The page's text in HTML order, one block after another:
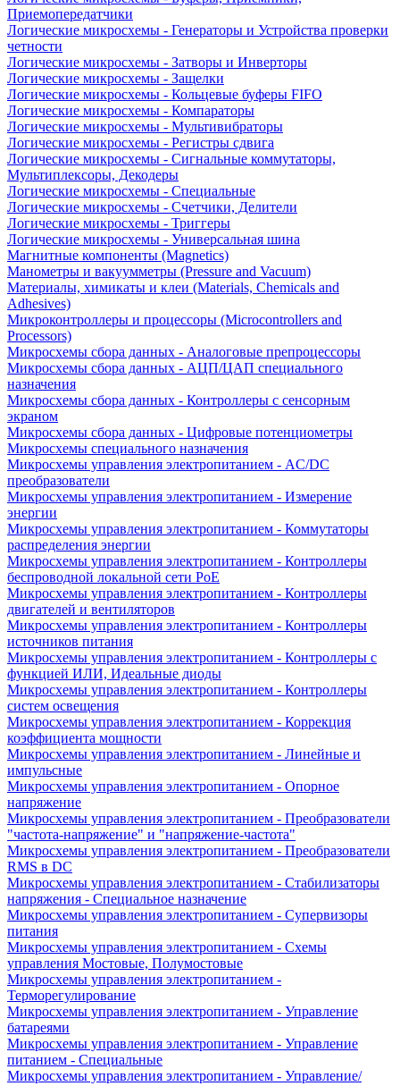
Приемопередатчики
Логические микросхемы - Генераторы и Устройства проверки
четности
Логические микросхемы - Затворы и Инверторы
Логические микросхемы - Защелки
Логические микросхемы - Кольцевые буферы FIFO
Логические микросхемы - Компараторы
Логические микросхемы - Мультивибраторы
Логические микросхемы - Регистры сдвига
Логические микросхемы - Сигнальные коммутаторы,
Мультиплексоры, Декодеры
Логические микросхемы - Специальные
Логические микросхемы - Счетчики, Делители
Логические микросхемы - Триггеры
Логические микросхемы - Универсальная шина
Магнитные компоненты (Magnetics)
Манометры и вакуумметры (Pressure and Vacuum)
Материалы, химикаты и клеи (Materials, Chemicals and
Adhesives)
Микроконтроллеры и процессоры (Microcontrollers and
Processors)
Микросхемы сбора данных - Аналоговые препроцессоры
Микросхемы сбора данных - АЦП/ЦАП специального
назначения
Микросхемы сбора данных - Контроллеры с сенсорным
экраном
Микросхемы сбора данных - Цифровые потенциометры
Микросхемы специального назначения
Микросхемы управления электропитанием - AC/DC
преобразователи
Микросхемы управления электропитанием - Измерение
энергии
Микросхемы управления электропитанием - Коммутаторы
распределения энергии
Микросхемы управления электропитанием - Контроллеры
беспроводной локальной сети PoE
Микросхемы управления электропитанием - Контроллеры
двигателей и вентиляторов
Микросхемы управления электропитанием - Контроллеры
источников питания
Микросхемы управления электропитанием - Контроллеры с
функцией ИЛИ, Идеальные диоды
Микросхемы управления электропитанием - Контроллеры
систем освещения
Микросхемы управления электропитанием - Коррекция
коэффициента мощности
Микросхемы управления электропитанием - Линейные и
импульсные
Микросхемы управления электропитанием - Опорное
напряжение
Микросхемы управления электропитанием - Преобразователи
"частота-напряжение" и "напряжение-частота"
Микросхемы управления электропитанием - Преобразователи
RMS в DC
Микросхемы управления электропитанием - Стабилизаторы
напряжения - Специальное назначение
Микросхемы управления электропитанием - Супервизоры
питания
Микросхемы управления электропитанием - Схемы
управления Мостовые, Полумостовые
Микросхемы управления электропитанием -
Терморегулирование
Микросхемы управления электропитанием - Управление
батареями
Микросхемы управления электропитанием - Управление
питанием - Специальные
Микросхемы управления электропитанием - Управление/